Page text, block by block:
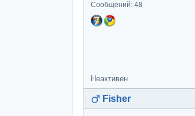
Сообщений: 48
Неактивен
Fisher